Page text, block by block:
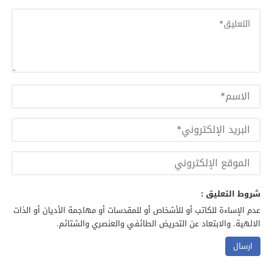
شروط التعليق :
عدم الإساءة للكاتب أو للأشخاص أو للمقدسات أو مهاجمة الأديان أو الذات
الالهية. والابتعاد عن التحريض الطائفي والعنصري والشتائم.